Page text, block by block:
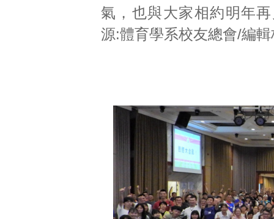
氣，也與大家相約明年
源:體育學系校友總會/編